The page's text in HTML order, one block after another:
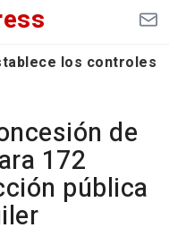
los
de
172
pública